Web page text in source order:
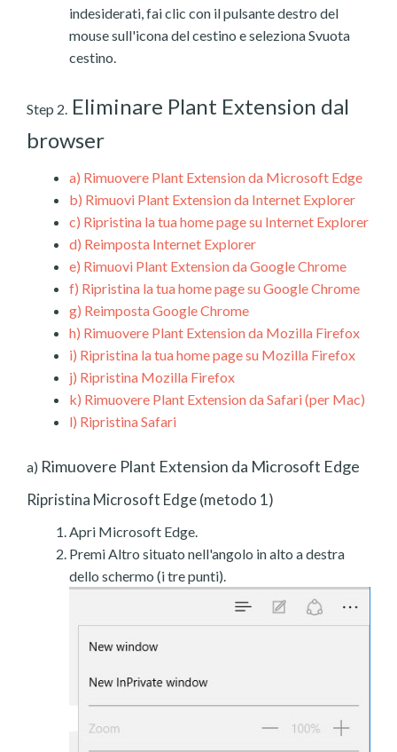
indesiderati, fai clic con il pulsante destro del
mouse sull'icona del cestino e seleziona Svuota
cestino.
Step 2. Eliminare Plant Extension dal
browser
a) Rimuovere Plant Extension da Microsoft Edge
b) Rimuovi Plant Extension da Internet Explorer
c) Ripristina la tua home page su Internet Explorer
d) Reimposta Internet Explorer
e) Rimuovi Plant Extension da Google Chrome
f) Ripristina la tua home page su Google Chrome
g) Reimposta Google Chrome
h) Rimuovere Plant Extension da Mozilla Firefox
i) Ripristina la tua home page su Mozilla Firefox
j) Ripristina Mozilla Firefox
k) Rimuovere Plant Extension da Safari (per Mac)
l) Ripristina Safari
a) Rimuovere Plant Extension da Microsoft Edge
Ripristina Microsoft Edge (metodo 1)
Apri Microsoft Edge.
Premi Altro situato nell'angolo in alto a destra
dello schermo (i tre punti).